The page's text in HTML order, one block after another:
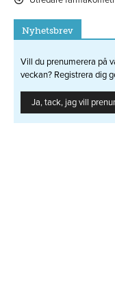
Nyhetsbrev
Vill du prenumerera på
veckan? Registrera dig
Ja, tack, jag vill